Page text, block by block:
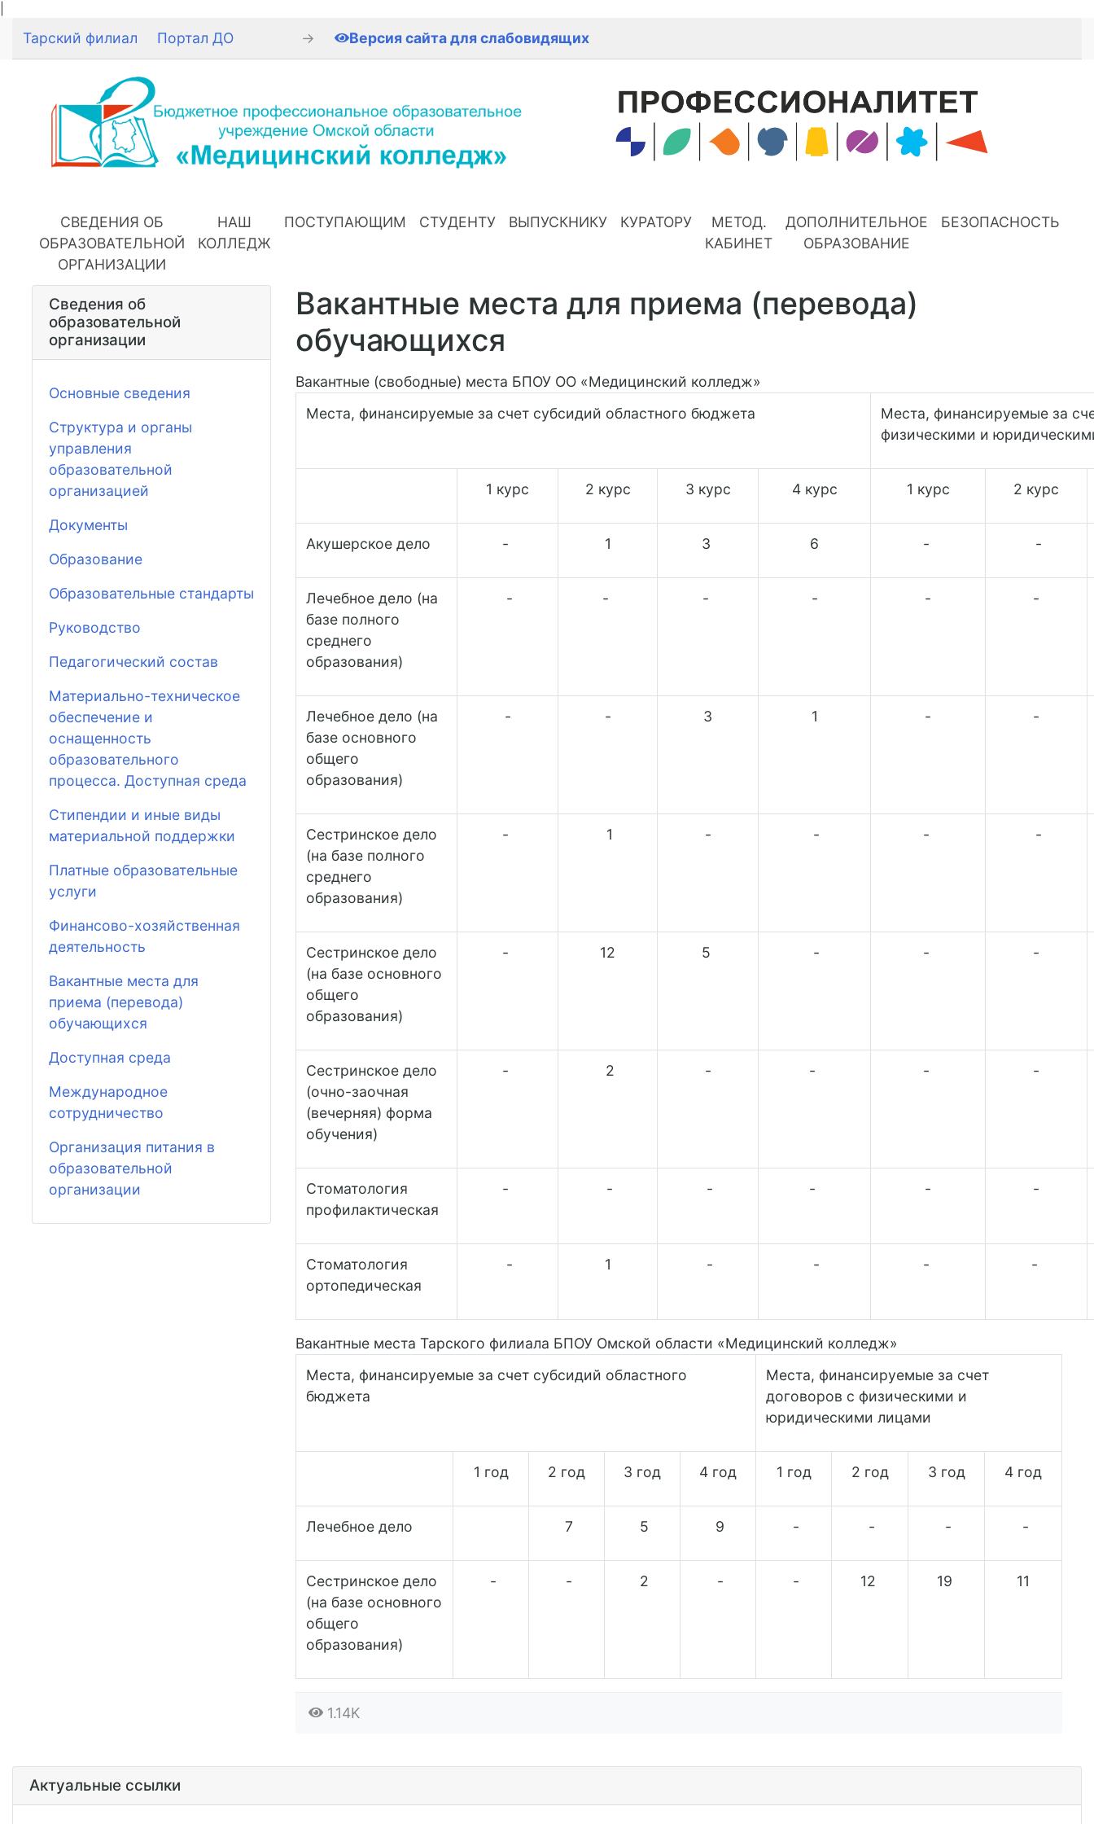
Тарский филиал Портал ДО → Версия сайта для слабовидящих
СВЕДЕНИЯ ОБ
ОБРАЗОВАТЕЛЬНОЙ
ОРГАНИЗАЦИИ
НАШ
КОЛЛЕДЖ
ПОСТУПАЮЩИМ СТУДЕНТУ ВЫПУСКНИКУ КУРАТОРУ
МЕТОД.
КАБИНЕТ
ДОПОЛНИТЕЛЬНОЕ
ОБРАЗОВАНИЕ
БЕЗОПАСНОСТЬ
Вакантные места для приема (перевода)
обучающихся
Вакантные (свободные) места БПОУ ОО «Медицинский колледж»
Места, финансируемые за счет субсидий областного бюджета
Места, финансируемые за
физическими и
1 курс 2 курс 3 курс 4 курс 1 курс 2 курс
Акушерское дело - 1 3 6 - -
Лечебное дело (на
базе полного
среднего
образования)
- - - - - -
Лечебное дело (на
базе основного
общего
образования)
- - 3 1 - -
Сестринское дело
(на базе полного
среднего
образования)
- 1 - - - -
Сестринское дело
(на базе основного
общего
образования)
- 12 5 - - -
Сестринское дело
(очно-заочная
(вечерняя) форма
обучения)
- 2 - - - -
Стоматология
профилактическая
- - - - - -
Стоматология
ортопедическая
- 1 - - - -
Вакантные места Тарского филиала БПОУ Омской области «Медицинский колледж»
Места, финансируемые за счет субсидий областного
бюджета
Места, финансируемые за счет
договоров с физическими и
юридическими лицами
1 год 2 год 3 год 4 год 1 год 2 год 3 год 4 год
Лечебное дело 7 5 9 - - - -
Сестринское дело
(на базе основного
общего
образования)
- - 2 - - 12 19 11
1.14K
Сведения об
образовательной
организации
Основные сведения
Структура и органы
управления
образовательной
организацией
Документы
Образование
Образовательные стандарты
Руководство
Педагогический состав
Материально-техническое
обеспечение и
оснащенность
образовательного
процесса. Доступная среда
Стипендии и иные виды
материальной поддержки
Платные образовательные
услуги
Финансово-хозяйственная
деятельность
Вакантные места для
приема (перевода)
обучающихся
Доступная среда
Международное
сотрудничество
Организация питания в
образовательной
организации
Актуальные ссылки